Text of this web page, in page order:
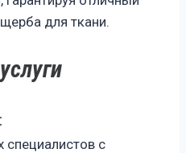
для ткани.
с